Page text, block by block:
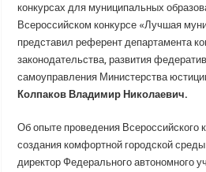
конкурсах для муниципальных
Всероссийском конкурсе «Лучшая
представил референт департамента
законодательства, развития
самоуправления Министерства
Колпаков Владимир Николаевич.
Об опыте проведения Всероссийского
создания комфортной городской
директор Федерального автономного